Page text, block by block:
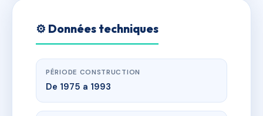
⚙️ Données techniques
PÉRIODE CONSTRUCTION
De 1975 a 1993